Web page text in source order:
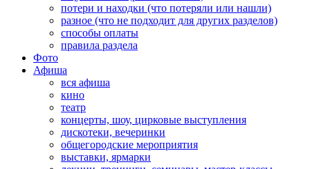
потери и находки (что потеряли или нашли)
разное (что не подходит для других разделов)
способы оплаты
правила раздела
Фото
Афиша
вся афиша
кино
театр
концерты, шоу, цирковые выступления
дискотеки, вечеринки
общегородские мероприятия
выставки, ярмарки